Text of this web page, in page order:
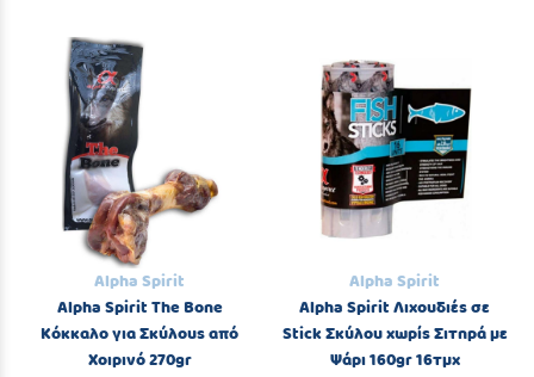
Alpha Spirit
Alpha Spirit The Bone
Κόκκαλο για Σκύλους από
Χοιρινό 270gr
Alpha Spirit
Alpha Spirit Λιχουδιές σε
Stick Σκύλου χωρίς Σιτηρά με
Ψάρι 160gr 16τμχ